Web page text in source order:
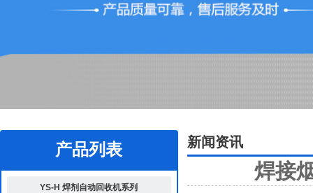
产品列表
YS-H 焊剂自动回收机系列
新闻资讯
焊接